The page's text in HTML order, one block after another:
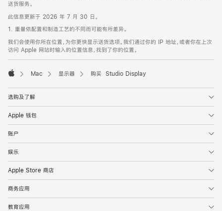
送货服务。
此信息更新于 2026 年 7 月 30 日。
1. 重量依配置和制造工艺的不同而可能有所差异。
我们会使用你所在位置，为你更快显示送货选项。我们通过你的 IP 地址，或者你在上次
访问 Apple 网站时输入的位置信息，找到了你的位置。
Mac 显示器 购买 Studio Display
选购及了解
Apple 钱包
账户
娱乐
Apple Store 商店
商务应用
教育应用